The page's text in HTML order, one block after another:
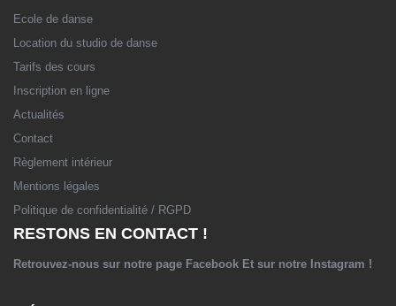
Ecole de danse
Location du studio de danse
Tarifs des cours
Inscription en ligne
Actualités
Contact
Règlement intérieur
Mentions légales
Politique de confidentialité / RGPD
RESTONS EN CONTACT !
Retrouvez-nous sur notre page Facebook Et sur notre Instagram !